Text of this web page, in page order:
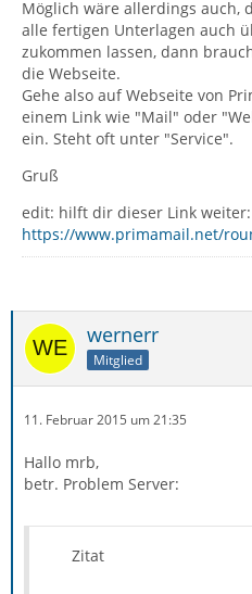
Möglich wäre allerdings auch,
alle fertigen Unterlagen auch
zukommen lassen, dann
die Webseite.
Gehe also auf Webseite von
einem Link wie "Mail" oder
ein. Steht oft unter "Service".
Gruß
edit: hilft dir dieser Link weiter:
https://www.primamail.net/
wernerr
Mitglied
11. Februar 2015 um 21:35
Hallo mrb,
betr. Problem Server:
Zitat